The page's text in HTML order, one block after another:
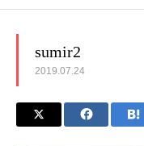
sumir2
2019.07.24